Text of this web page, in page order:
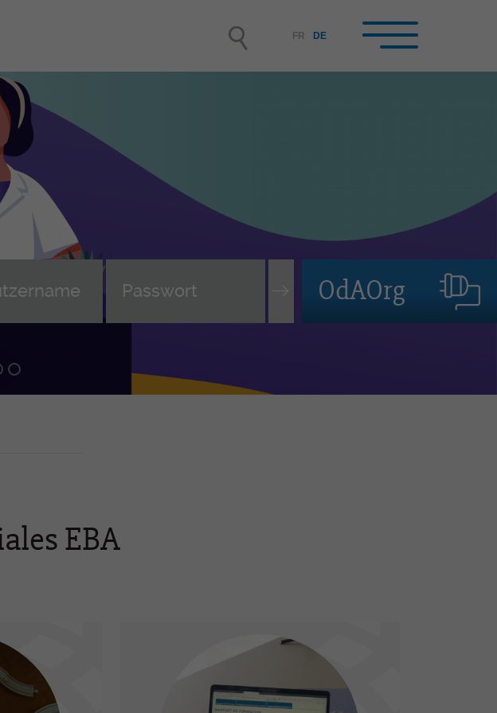
Berufsbildner-innen im
Lehrbetrieb
Lernende auswählen und
überwachen
Begleitung der lernenden Person
Innen in Lehrbetrieben (BB)
Generalversammlung
Aktivität für die Berufsförderung
FR DE
OdAOrg
EBA